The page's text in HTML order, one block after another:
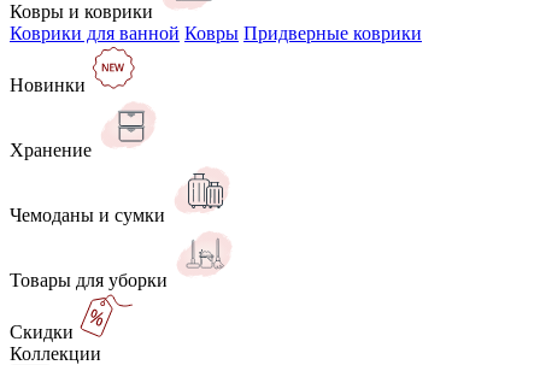
Ковры и коврики
Коврики для ванной Ковры Придверные коврики
Новинки
Хранение
Чемоданы и сумки
Товары для уборки
Скидки
Коллекции